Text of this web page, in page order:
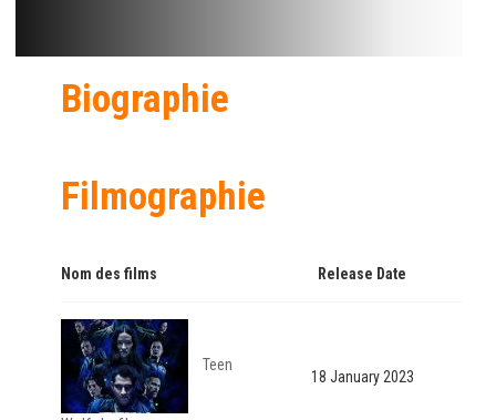
Biographie
Filmographie
Nom des films Release Date
Teen
18 January 2023